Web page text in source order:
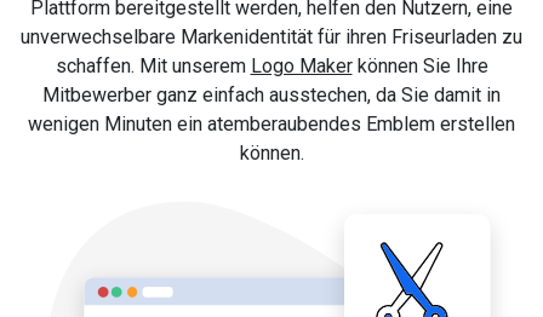
Plattform bereitgestellt werden, helfen den Nutzern, eine
unverwechselbare Markenidentität für ihren Friseurladen zu
schaffen. Mit unserem Logo Makerkönnen Sie Ihre
Mitbewerber ganz einfach ausstechen, da Sie damit in
wenigen Minuten ein atemberaubendes Emblem erstellen
können.